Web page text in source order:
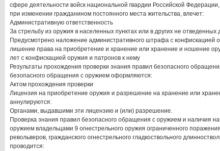
сфере деятельности войск национальной гвардии Российской
при изменении гражданином постоянного места жительства, влечет:
Административную ответственность
За стрельбу из оружия в населенных пунктах или в других не отведенных
Предусмотрено наложение административного штрафа с конфискацией
лишение права на приобретение и хранение или хранение и ношение
лет с конфискацией оружия и патронов к нему
Результаты прохождения проверки знания правил безопасного
безопасного обращения с оружием оформляются:
Актом прохождения проверки
Лицензия на приобретение оружия и разрешение на хранение или
аннулируются:
Органами, выдавшими эти лицензию и (или) разрешение.
Проверка знания правил безопасного обращения с оружием и наличия
оружием владельцами 9 огнестрельного оружия ограниченного
револьверов, гражданского огнестрельного гладкоствольного
проводится: